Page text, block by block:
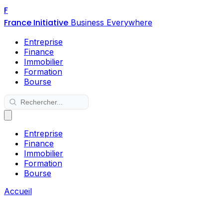
F
France Initiative Business Everywhere
Entreprise
Finance
Immobilier
Formation
Bourse
Entreprise
Finance
Immobilier
Formation
Bourse
Accueil